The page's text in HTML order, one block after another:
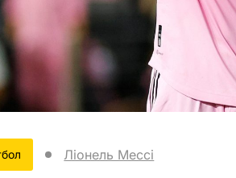
Ліонель Мессі